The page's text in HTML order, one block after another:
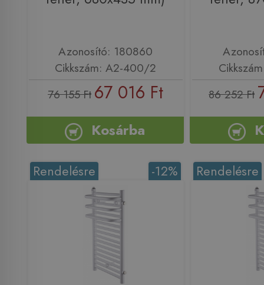
Azonosító: 180860
Cikkszám: A2-400/2
76 155 Ft 67 016 Ft
Kosárba
86 252 Ft
-12%
Rendelésre Rendelésre